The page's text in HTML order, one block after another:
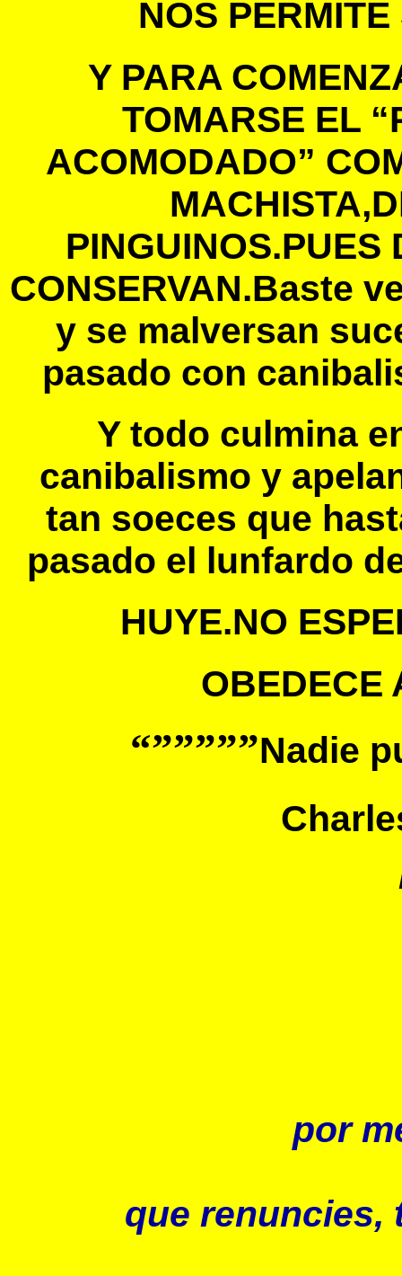
NOS
Y PARA
TOMARSE EL
ACOMODADO”
PINGUINOS.PUES
CONSERVAN.Baste
y se malversan
pasado con
Y todo culmina
canibalismo y
tan soeces que
pasado el lunfardo
HUYE.NO
OBEDECE
“”””””Nadie
por
que renuncies,